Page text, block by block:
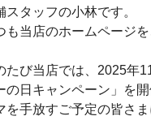
スタッフの小林です。
も当店のホームページ
たび当店では、2025年
の日キャンペーン」を
を手放すご予定の皆さ